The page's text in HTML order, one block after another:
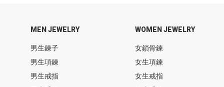
MEN JEWELRY
男生鍊子
男生項鍊
男生戒指
WOMEN JEWELRY
女鎖骨鍊
女生項鍊
女生戒指